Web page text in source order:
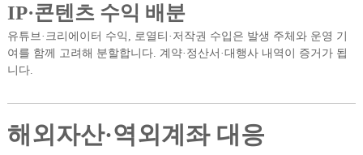
IP·콘텐츠 수익 배분
유튜브·크리에이터 수익, 로열티·저작권 수입은 발생 주체와 운영 기
여를 함께 고려해 분할합니다. 계약·정산서·대행사 내역이 증거가 됩
니다.
해외자산·역외계좌 대응